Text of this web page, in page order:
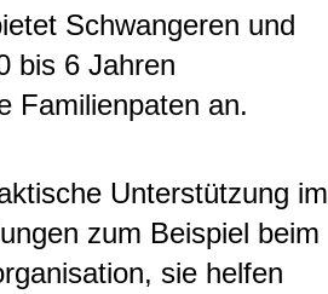
Schwangeren und
bis 6 Jahren
Familienpaten an.
Unterstützung im
zum Beispiel beim
sie helfen